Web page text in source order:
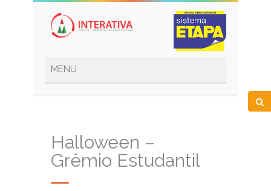
Halloween –
Grêmio Estudantil